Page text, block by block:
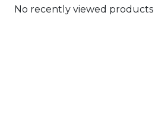
No recently viewed products